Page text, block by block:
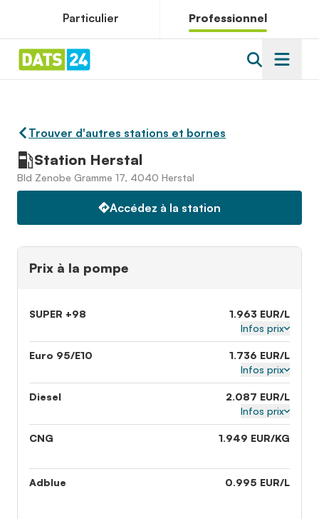
Particulier Professionnel
Trouver d'autres stations et bornes
Station Herstal
Bld Zenobe Gramme 17, 4040 Herstal
Accédez à la station
Prix à la pompe
SUPER +98
1.963 EUR/L
Infos prix
Euro 95/E10
1.736 EUR/L
Infos prix
Diesel
2.087 EUR/L
Infos prix
CNG 1.949 EUR/KG
Adblue 0.995 EUR/L